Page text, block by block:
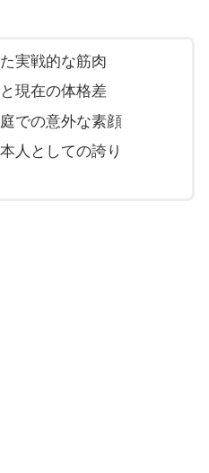
実戦的な筋肉
現在の体格差
での意外な素顔
人としての誇り